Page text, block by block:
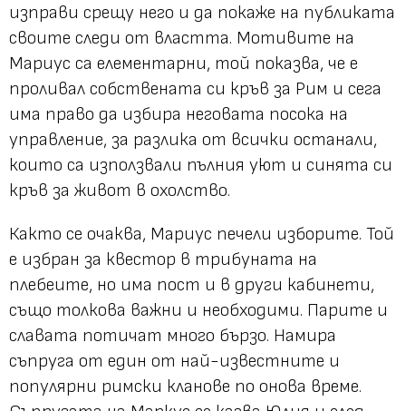
изправи срещу него и да покаже на публиката
своите следи от властта. Мотивите на
Мариус са елементарни, той показва, че е
проливал собствената си кръв за Рим и сега
има право да избира неговата посока на
управление, за разлика от всички останали,
които са използвали пълния уют и синята си
кръв за живот в охолство.
Както се очаква, Мариус печели изборите. Той
е избран за квестор в трибуната на
плебеите, но има пост и в други кабинети,
също толкова важни и необходими. Парите и
славата потичат много бързо. Намира
съпруга от един от най-известните и
популярни римски кланове по онова време.